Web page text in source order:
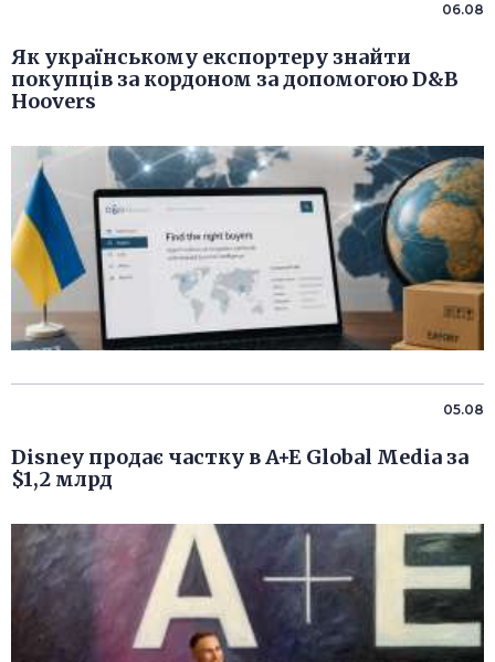
06.08
Як українському експортеру знайти
покупців за кордоном за допомогою D&B
Hoovers
05.08
Disney продає частку в A+E Global Media за
$1,2 млрд